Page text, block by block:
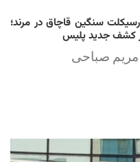
موتورسیکلت سنگین قاچاق در مرند؛
مریم صباحی